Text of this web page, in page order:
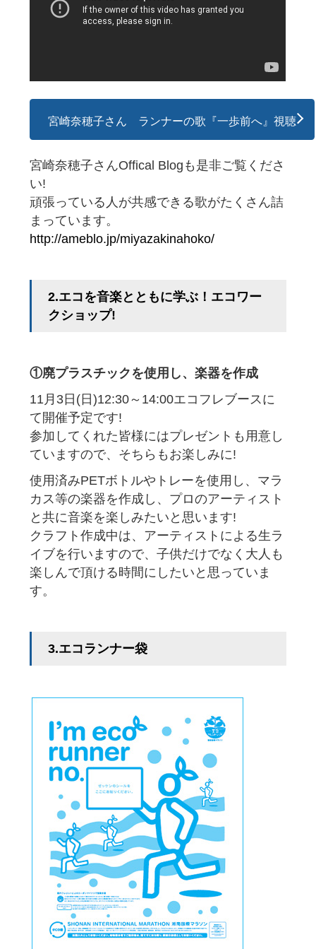
宮崎奈穂子さん ランナーの歌『一歩前へ』視聴
宮崎奈穂子さんOffical Blogも是非ご覧くださ
い!
頑張っている人が共感できる歌がたくさん詰
まっています。
http://ameblo.jp/miyazakinahoko/
2.エコを音楽とともに学ぶ！エコワー
クショップ!
①廃プラスチックを使用し、楽器を作成
11月3日(日)12:30～14:00エコフレブースに
て開催予定です!
参加してくれた皆様にはプレゼントも用意し
ていますので、そちらもお楽しみに!
使用済みPETボトルやトレーを使用し、マラ
カス等の楽器を作成し、プロのアーティスト
と共に音楽を楽しみたいと思います!
クラフト作成中は、アーティストによる生ラ
イブを行いますので、子供だけでなく大人も
楽しんで頂ける時間にしたいと思っていま
す。
3.エコランナー袋